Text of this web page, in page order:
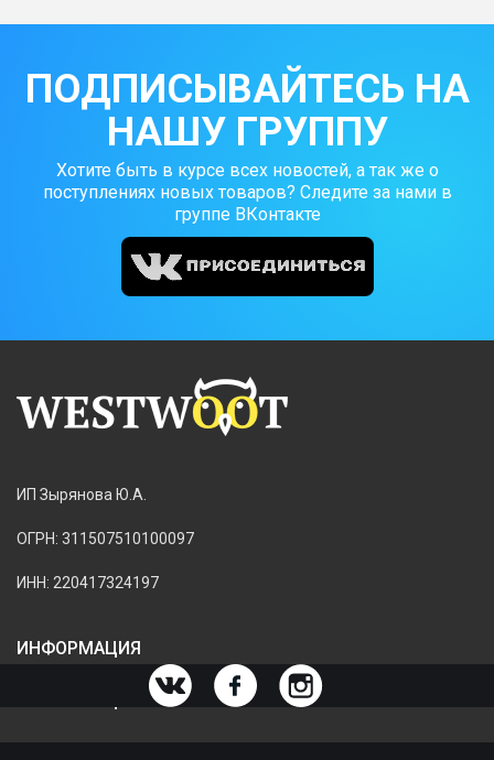
ПОДПИСЫВАЙТЕСЬ НА
НАШУ ГРУППУ
Хотите быть в курсе всех новостей, а так же о
поступлениях новых товаров? Следите за нами в
группе ВКонтакте
ИП Зырянова Ю.А.
ОГРН: 311507510100097
ИНН: 220417324197
ИНФОРМАЦИЯ
ИНФОРМАЦИЯ О МАГАЗИНЕ